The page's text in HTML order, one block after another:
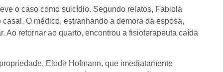
o caso como suicídio. Segundo relatos, Fabiola
O médico, estranhando a demora da esposa,
Ao retornar ao quarto, encontrou a fisioterapeuta caída
Elodir Hofmann, que imediatamente